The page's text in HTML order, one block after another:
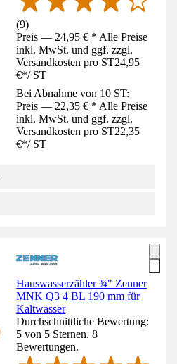
(9)
Preis — 24,95 € * Alle Preise
inkl. MwSt. und ggf. zzgl.
Versandkosten pro ST24,95
€*/ ST
Bei Abnahme von 10 ST:
Preis — 22,35 € * Alle Preise
inkl. MwSt. und ggf. zzgl.
Versandkosten pro ST22,35
€*/ ST
Hauswasserzähler ¾" Zenner
MNK Q3 4 BL 190 mm für
Kaltwasser
Durchschnittliche Bewertung:
5 von 5 Sternen. 8
Bewertungen.